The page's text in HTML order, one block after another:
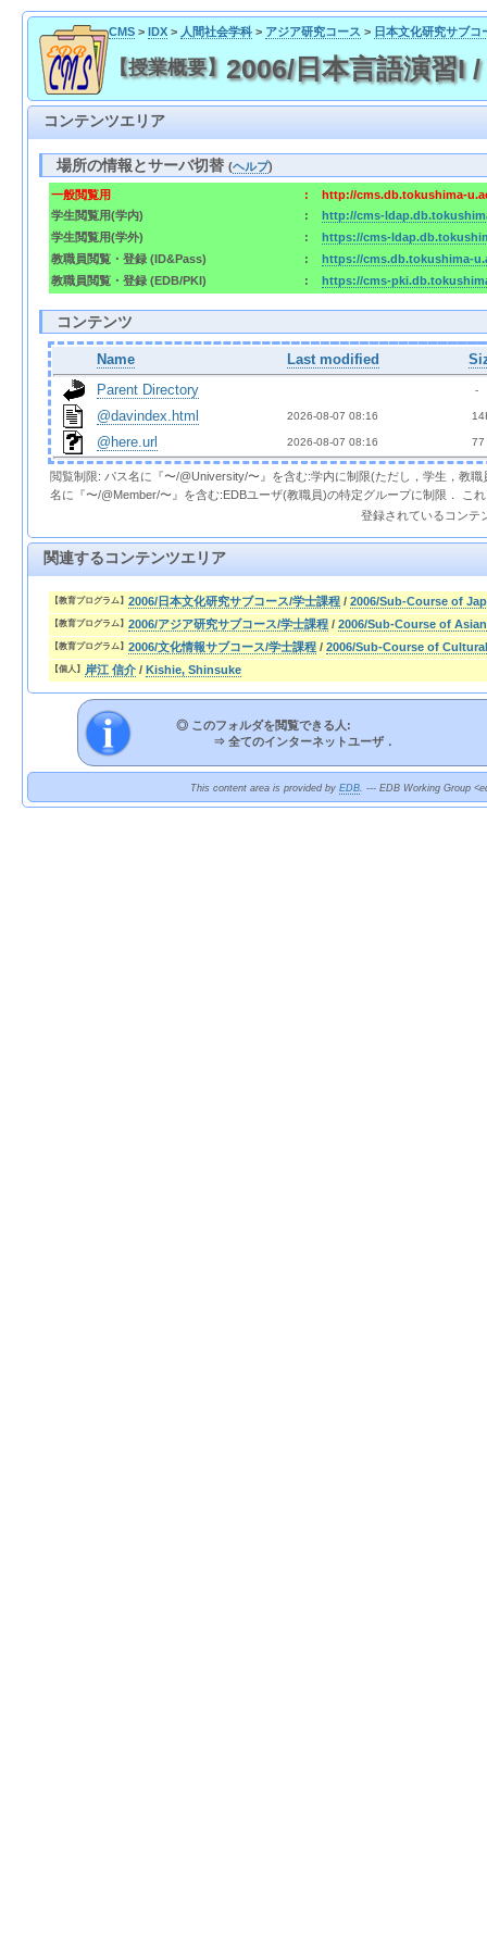
CMS> IDX> 人間社会学科> アジア研究コース > 日本文化研究サブコ
【授業概要】 2006/日本言語演習I
コンテンツエリア
場所の情報とサーバ切替(ヘルプ)
一般閲覧用 :
http://cms.db.tokushima-
学生閲覧用(学内)
:
http://cms-
学生閲覧用(学外)
:
https://cms-
教職員閲覧・登録 (ID&Pass)
:
https://cms.db.tokushima-
教職員閲覧・登録 (EDB/PKI)
: https://cms-
コンテンツ
Name Last modified
Parent Directory
  -
@davindex.html 2026-08-07 08:16
@here.url 2026-08-07 08:16 77
閲覧制限: パス名に『〜/@University/〜』を含む:学内に制限(ただし，学生，教
名に『〜/@Member/〜』を含む:EDBユーザ(教職員)の特定グループに制限． こ
登録されているコンテ
関連するコンテンツエリア
【教育プログラム】 2006/日本文化研究サブコース/学士課程 / 2006/Sub-Course of
【教育プログラム】 2006/アジア研究サブコース/学士課程 / 2006/Sub-Course of
【教育プログラム】 2006/文化情報サブコース/学士課程 / 2006/Sub-Course of
【個人】 岸江 信介 / Kishie, Shinsuke
◎ このフォルダを閲覧できる人:
⇒ 全てのインターネットユーザ．
This content area is provided by EDB. --- EDB Working Group